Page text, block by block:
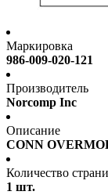
Маркировка
986-009-020-121
Производитель
Norcomp Inc
Описание
CONN
Количество
1 шт.